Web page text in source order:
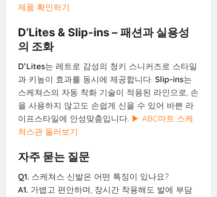
제품 확인하기
D’Lites & Slip-ins – 패션과 실용성
의 조화
D’Lites는 레트로 감성의 청키 스니커즈로 스타일
과 키높이 효과를 동시에 제공합니다. Slip-ins는
스케쳐스의 자동 착화 기술이 적용된 라인으로, 손
을 사용하지 않고도 손쉽게 신을 수 있어 바쁜 라
이프스타일에 안성맞춤입니다. ▶ ABC마트 스케
쳐스관 둘러보기
자주 묻는 질문
Q1.스케쳐스 신발은 어떤 특징이 있나요?
A1.가볍고 편안하며, 장시간 착용해도 발에 부담